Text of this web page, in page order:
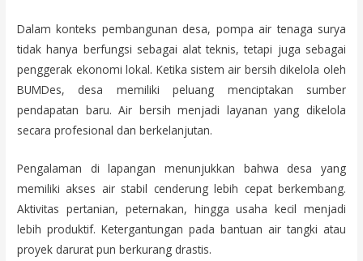
Dalam konteks pembangunan desa, pompa air tenaga surya
tidak hanya berfungsi sebagai alat teknis, tetapi juga sebagai
penggerak ekonomi lokal. Ketika sistem air bersih dikelola oleh
BUMDes, desa memiliki peluang menciptakan sumber
pendapatan baru. Air bersih menjadi layanan yang dikelola
secara profesional dan berkelanjutan.
Pengalaman di lapangan menunjukkan bahwa desa yang
memiliki akses air stabil cenderung lebih cepat berkembang.
Aktivitas pertanian, peternakan, hingga usaha kecil menjadi
lebih produktif. Ketergantungan pada bantuan air tangki atau
proyek darurat pun berkurang drastis.